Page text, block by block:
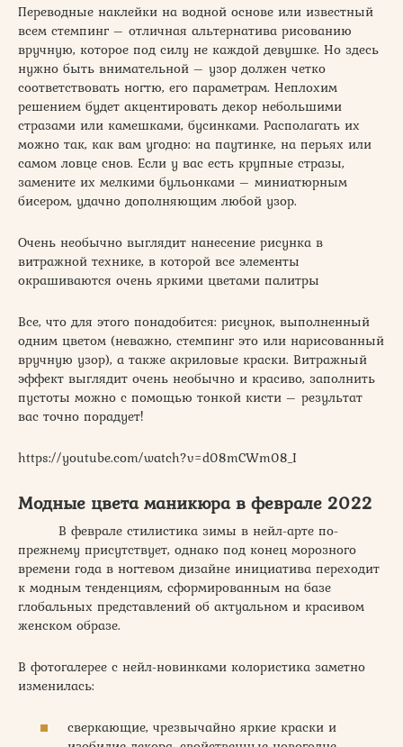
Переводные наклейки на водной основе или известный
всем стемпинг – отличная альтернатива рисованию
вручную, которое под силу не каждой девушке. Но здесь
нужно быть внимательной – узор должен четко
соответствовать ногтю, его параметрам. Неплохим
решением будет акцентировать декор небольшими
стразами или камешками, бусинками. Располагать их
можно так, как вам угодно: на паутинке, на перьях или
самом ловце снов. Если у вас есть крупные стразы,
замените их мелкими бульонками – миниатюрным
бисером, удачно дополняющим любой узор.
Очень необычно выглядит нанесение рисунка в
витражной технике, в которой все элементы
окрашиваются очень яркими цветами палитры
Все, что для этого понадобится: рисунок, выполненный
одним цветом (неважно, стемпинг это или нарисованный
вручную узор), а также акриловые краски. Витражный
эффект выглядит очень необычно и красиво, заполнить
пустоты можно с помощью тонкой кисти – результат
вас точно порадует!
https://youtube.com/watch?v=d08mCWm08_I
Модные цвета маникюра в феврале 2022
В феврале стилистика зимы в нейл-арте по-
прежнему присутствует, однако под конец морозного
времени года в ногтевом дизайне инициатива переходит
к модным тенденциям, сформированным на базе
глобальных представлений об актуальном и красивом
женском образе.
В фотогалерее с нейл-новинками колористика заметно
изменилась:
сверкающие, чрезвычайно яркие краски и